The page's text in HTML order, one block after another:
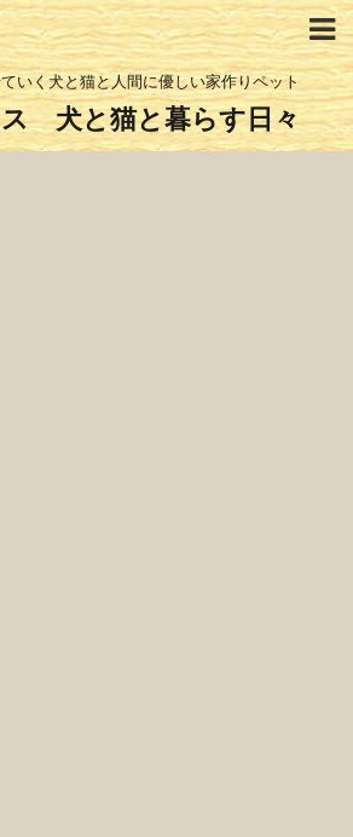
いく犬と猫と人間に優しい家作りペット
犬と猫と暮らす日々